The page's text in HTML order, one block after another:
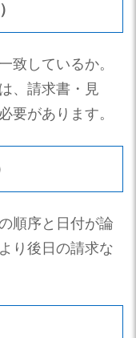
致しているか。
、請求書・見
要があります。
序と日付が論
り後日の請求な